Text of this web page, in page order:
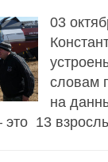
03
словам
на
13